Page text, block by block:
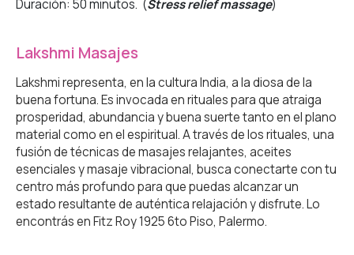
Duración: 50 minutos. (Stress relief massage)
Lakshmi Masajes
Lakshmi representa, en la cultura India, a la diosa de la
buena fortuna. Es invocada en rituales para que atraiga
prosperidad, abundancia y buena suerte tanto en el plano
material como en el espiritual. A través de los rituales, una
fusión de técnicas de masajes relajantes, aceites
esenciales y masaje vibracional, busca conectarte con tu
centro más profundo para que puedas alcanzar un
estado resultante de auténtica relajación y disfrute. Lo
encontrás en Fitz Roy 1925 6to Piso, Palermo.